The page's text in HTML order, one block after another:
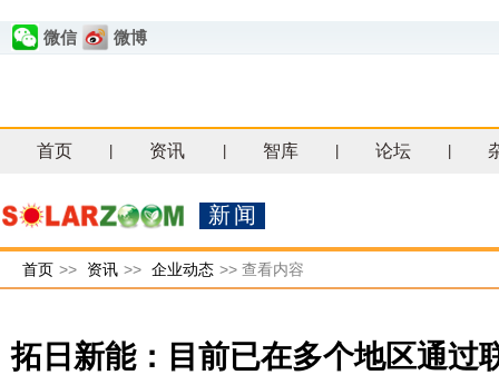
微信 微博
首页 资讯 智库 论坛
新闻
首页 >> 资讯 >> 企业动态 >> 查看内容
拓日新能：目前已在多个地区通过